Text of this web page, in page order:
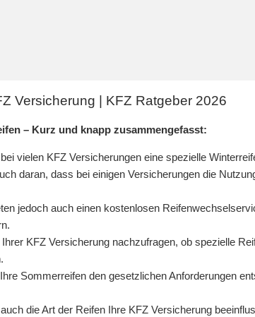
Versicherung | KFZ Ratgeber 2026
– Kurz und knapp zusammengefasst:
vielen KFZ Versicherungen eine spezielle
daran, dass bei einigen Versicherungen die
jedoch auch einen kostenlosen
KFZ Versicherung nachzufragen, ob spezielle
Sommerreifen den gesetzlichen Anforderungen
die Art der Reifen Ihre KFZ Versicherung